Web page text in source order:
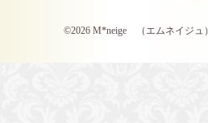
©2026 M*neige （エムネイジュ）